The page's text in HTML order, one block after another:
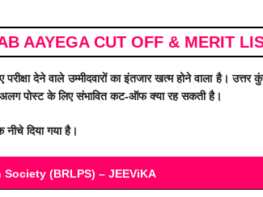
AAYEGA CUT OFF & MERIT
परीक्षा देने वाले उम्मीदवारों का इंतजार खत्म होने वाला है।
पोस्ट के लिए संभावित कट-ऑफ क्या रह सकती है।
दिया गया है।
(BRLPS) – JEEViKA